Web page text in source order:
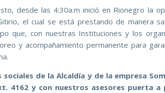
desde las 4:30a.m inició en Rionegro la
el cual se está prestando de manera
que, con nuestras Instituciones y los
y acompañamiento permanente para
sociales de la Alcaldía y de la empresa
4162 y con nuestros asesores puerta a